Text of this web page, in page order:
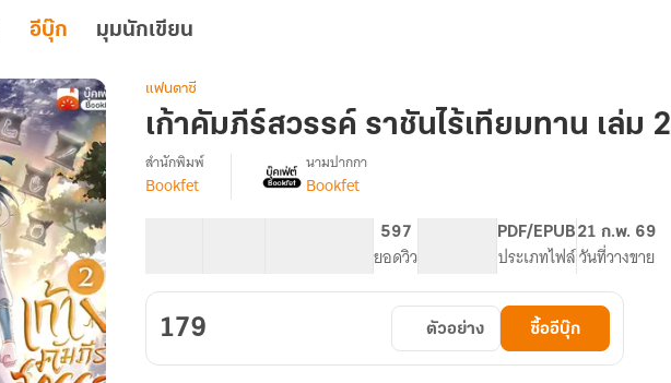
อีบุ๊ก มุมนักเขียน
แฟนตาซี
เก้าคัมภีร์สวรรค์ ราชันไร้เทียมทาน เล่ม 2
เรื่อง
ไร้
เทียม
ทาน
สำนักพิมพ์
Bookfet
นามปากกา
Bookfet
597
ยอดวิว
PDF/EPUB
ประเภทไฟล์
21 ก.พ. 69
วันที่วางขาย
179 ตัวอย่าง ซื้ออีบุ๊ก